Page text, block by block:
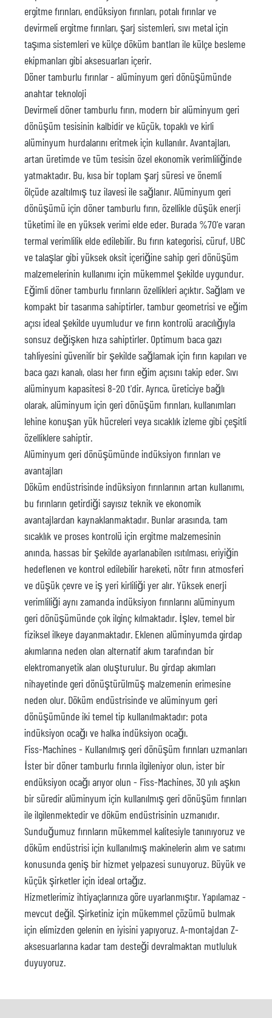
ergitme fırınları, endüksiyon fırınları, potalı fırınlar ve
devirmeli ergitme fırınları, şarj sistemleri, sıvı metal için
taşıma sistemleri ve külçe döküm bantları ile külçe besleme
ekipmanları gibi aksesuarları içerir.
Döner tamburlu fırınlar - alüminyum geri dönüşümünde
anahtar teknoloji
Devirmeli döner tamburlu fırın, modern bir alüminyum geri
dönüşüm tesisinin kalbidir ve küçük, topaklı ve kirli
alüminyum hurdalarını eritmek için kullanılır. Avantajları,
artan üretimde ve tüm tesisin özel ekonomik verimliliğinde
yatmaktadır. Bu, kısa bir toplam şarj süresi ve önemli
ölçüde azaltılmış tuz ilavesi ile sağlanır. Alüminyum geri
dönüşümü için döner tamburlu fırın, özellikle düşük enerji
tüketimi ile en yüksek verimi elde eder. Burada %70'e varan
termal verimlilik elde edilebilir. Bu fırın kategorisi, cüruf, UBC
ve talaşlar gibi yüksek oksit içeriğine sahip geri dönüşüm
malzemelerinin kullanımı için mükemmel şekilde uygundur.
Eğimli döner tamburlu fırınların özellikleri açıktır. Sağlam ve
kompakt bir tasarıma sahiptirler, tambur geometrisi ve eğim
açısı ideal şekilde uyumludur ve fırın kontrolü aracılığıyla
sonsuz değişken hıza sahiptirler. Optimum baca gazı
tahliyesini güvenilir bir şekilde sağlamak için fırın kapıları ve
baca gazı kanalı, olası her fırın eğim açısını takip eder. Sıvı
alüminyum kapasitesi 8-20 t'dir. Ayrıca, üreticiye bağlı
olarak, alüminyum için geri dönüşüm fırınları, kullanımları
lehine konuşan yük hücreleri veya sıcaklık izleme gibi çeşitli
özelliklere sahiptir.
Alüminyum geri dönüşümünde indüksiyon fırınları ve
avantajları
Döküm endüstrisinde indüksiyon fırınlarının artan kullanımı,
bu fırınların getirdiği sayısız teknik ve ekonomik
avantajlardan kaynaklanmaktadır. Bunlar arasında, tam
sıcaklık ve proses kontrolü için ergitme malzemesinin
anında, hassas bir şekilde ayarlanabilen ısıtılması, eriyiğin
hedeflenen ve kontrol edilebilir hareketi, nötr fırın atmosferi
ve düşük çevre ve iş yeri kirliliği yer alır. Yüksek enerji
verimliliği aynı zamanda indüksiyon fırınlarını alüminyum
geri dönüşümünde çok ilginç kılmaktadır. İşlev, temel bir
fiziksel ilkeye dayanmaktadır. Eklenen alüminyumda girdap
akımlarına neden olan alternatif akım tarafından bir
elektromanyetik alan oluşturulur. Bu girdap akımları
nihayetinde geri dönüştürülmüş malzemenin erimesine
neden olur. Döküm endüstrisinde ve alüminyum geri
dönüşümünde iki temel tip kullanılmaktadır: pota
indüksiyon ocağı ve halka indüksiyon ocağı.
Fiss-Machines - Kullanılmış geri dönüşüm fırınları uzmanları
İster bir döner tamburlu fırınla ilgileniyor olun, ister bir
endüksiyon ocağı arıyor olun - Fiss-Machines, 30 yılı aşkın
bir süredir alüminyum için kullanılmış geri dönüşüm fırınları
ile ilgilenmektedir ve döküm endüstrisinin uzmanıdır.
Sunduğumuz fırınların mükemmel kalitesiyle tanınıyoruz ve
döküm endüstrisi için kullanılmış makinelerin alım ve satımı
konusunda geniş bir hizmet yelpazesi sunuyoruz. Büyük ve
küçük şirketler için ideal ortağız.
Hizmetlerimiz ihtiyaçlarınıza göre uyarlanmıştır. Yapılamaz -
mevcut değil. Şirketiniz için mükemmel çözümü bulmak
için elimizden gelenin en iyisini yapıyoruz. A-montajdan Z-
aksesuarlarına kadar tam desteği devralmaktan mutluluk
duyuyoruz.